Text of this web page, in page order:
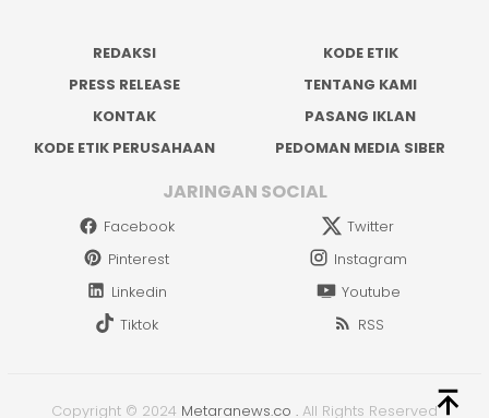
REDAKSI
KODE ETIK
PRESS RELEASE
TENTANG KAMI
KONTAK
PASANG IKLAN
KODE ETIK PERUSAHAAN
PEDOMAN MEDIA SIBER
JARINGAN SOCIAL
Facebook
Twitter
Pinterest
Instagram
Linkedin
Youtube
Tiktok
RSS
Copyright © 2024 Metaranews.co . All Rights Reserved